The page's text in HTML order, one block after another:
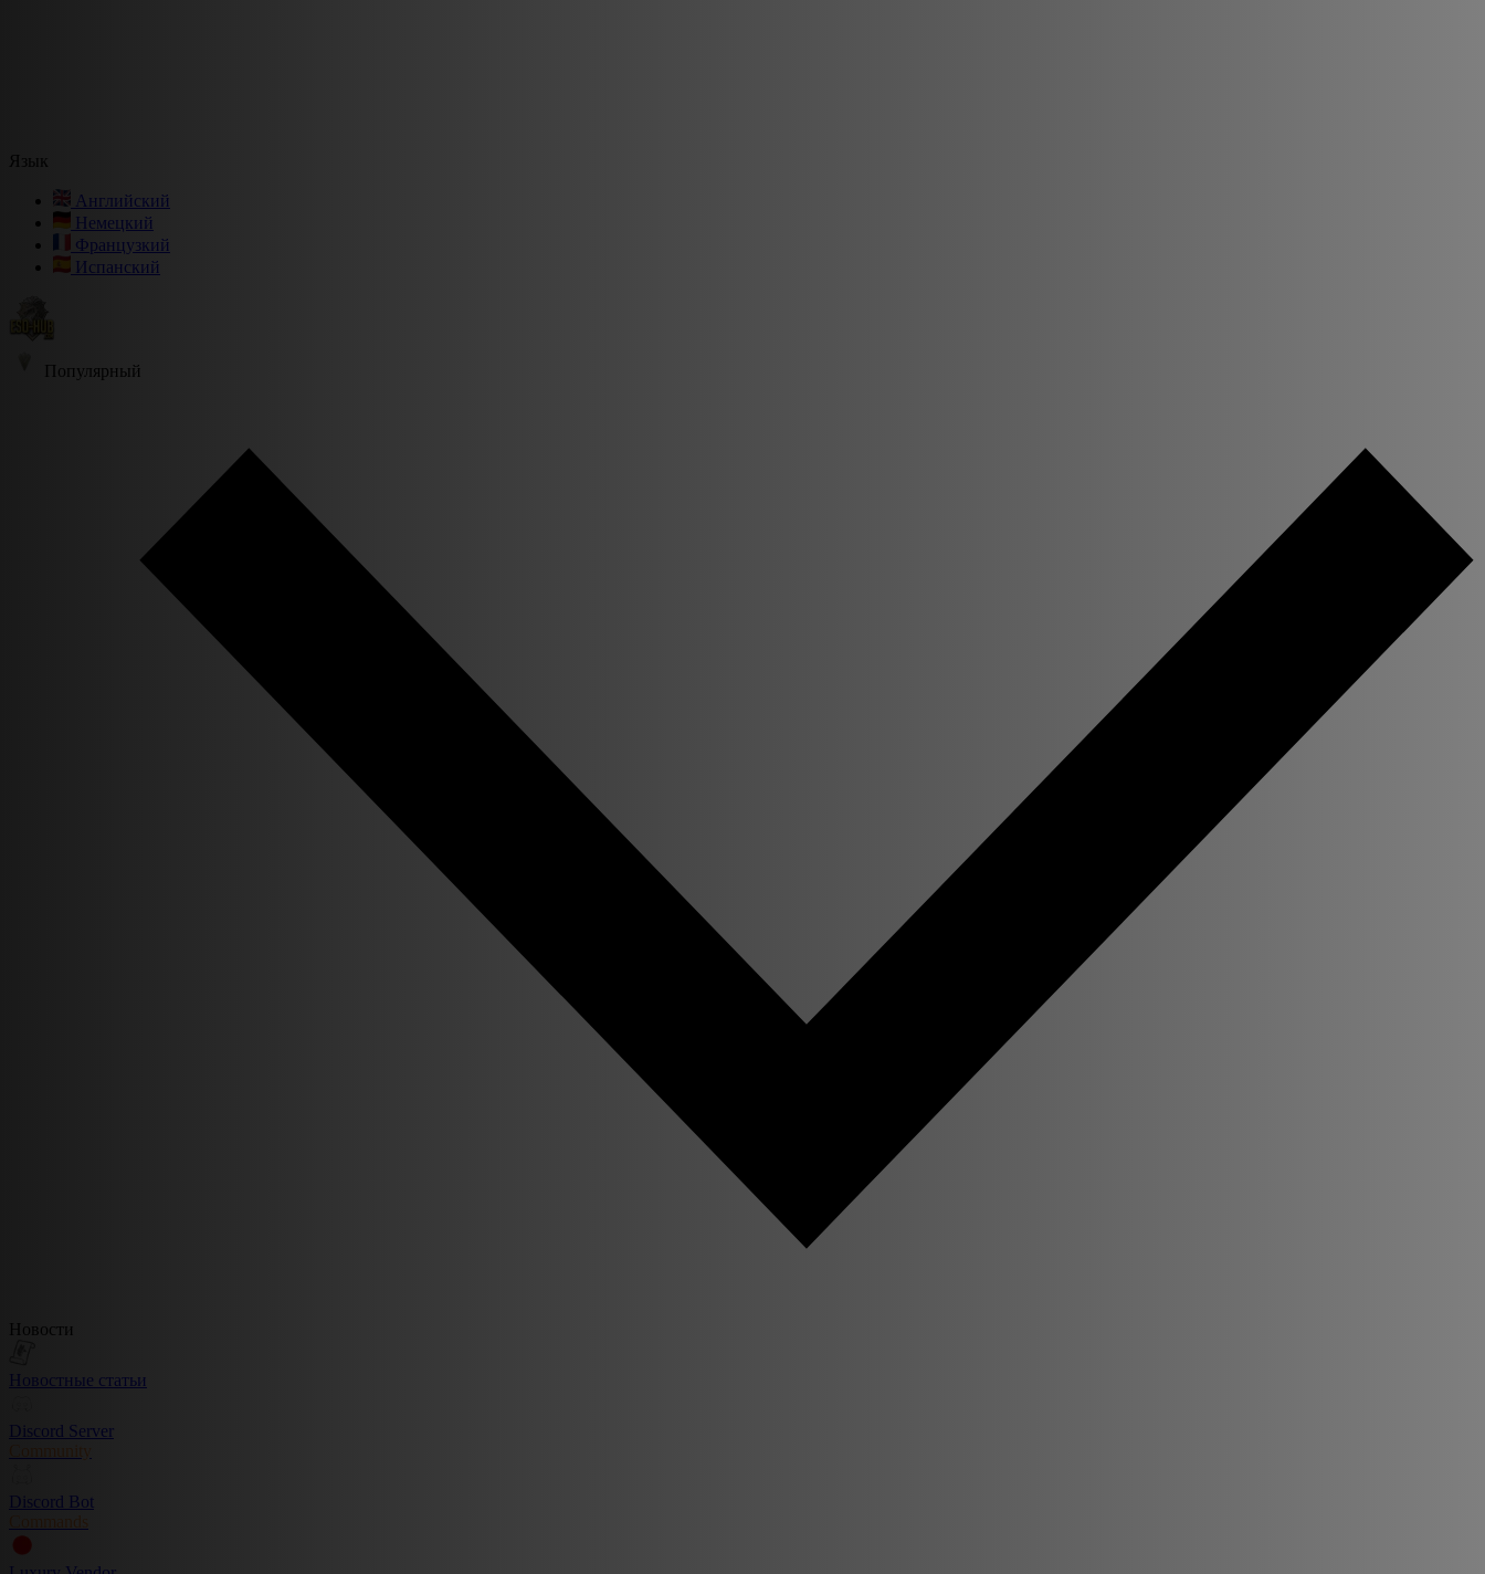
Язык
Английский
Немецкий
Французкий
Испанский
Популярный
Новости
Новостные статьи
Discord Server
Community
Discord Bot